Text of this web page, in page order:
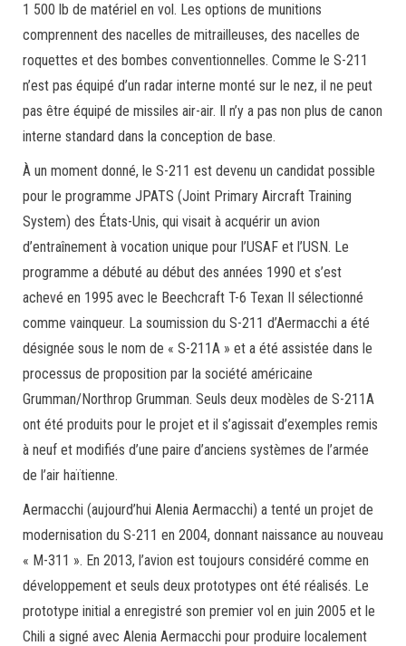
1 500 lb de matériel en vol. Les options de munitions
comprennent des nacelles de mitrailleuses, des nacelles de
roquettes et des bombes conventionnelles. Comme le S-211
n’est pas équipé d’un radar interne monté sur le nez, il ne peut
pas être équipé de missiles air-air. Il n’y a pas non plus de canon
interne standard dans la conception de base.
À un moment donné, le S-211 est devenu un candidat possible
pour le programme JPATS (Joint Primary Aircraft Training
System) des États-Unis, qui visait à acquérir un avion
d’entraînement à vocation unique pour l’USAF et l’USN. Le
programme a débuté au début des années 1990 et s’est
achevé en 1995 avec le Beechcraft T-6 Texan II sélectionné
comme vainqueur. La soumission du S-211 d’Aermacchi a été
désignée sous le nom de « S-211A » et a été assistée dans le
processus de proposition par la société américaine
Grumman/Northrop Grumman. Seuls deux modèles de S-211A
ont été produits pour le projet et il s’agissait d’exemples remis
à neuf et modifiés d’une paire d’anciens systèmes de l’armée
de l’air haïtienne.
Aermacchi (aujourd’hui Alenia Aermacchi) a tenté un projet de
modernisation du S-211 en 2004, donnant naissance au nouveau
« M-311 ». En 2013, l’avion est toujours considéré comme en
développement et seuls deux prototypes ont été réalisés. Le
prototype initial a enregistré son premier vol en juin 2005 et le
Chili a signé avec Alenia Aermacchi pour produire localement